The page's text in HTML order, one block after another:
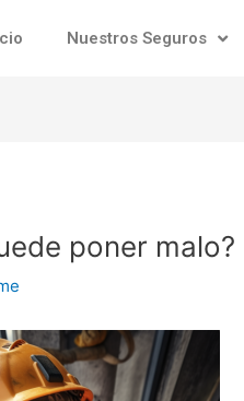
Nuestros Seguros
poner malo?